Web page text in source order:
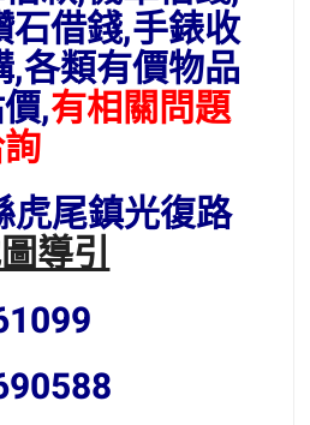
石借錢,手錶收
,各類有價物品
,有相關問題
虎尾鎮光復路
導引